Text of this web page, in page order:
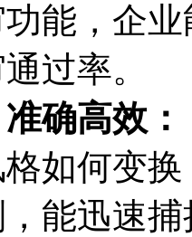
能，企
过率。
确高效：
如何变
，能迅速